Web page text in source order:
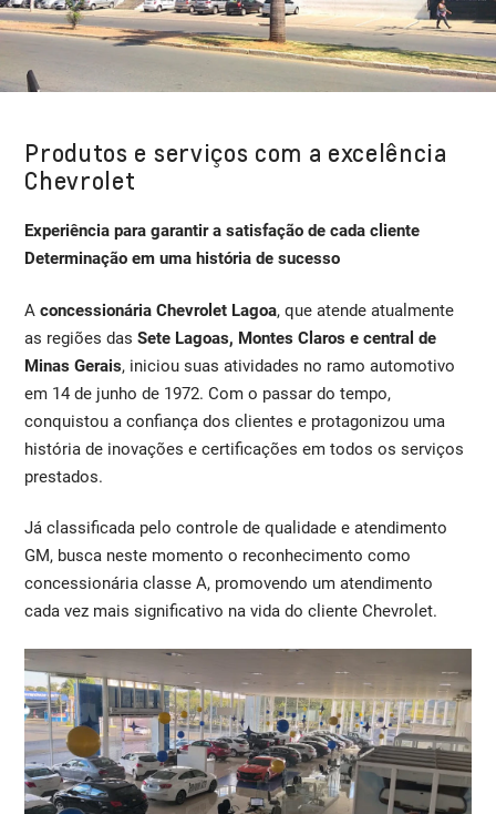
Produtos e serviços com a excelência
Chevrolet
Experiência para garantir a satisfação de cada cliente ​
Determinação em uma história de sucesso
Aconcessionária Chevrolet Lagoa, que atende atualmente
as regiões das Sete Lagoas, Montes Claros e central de
Minas Gerais, iniciou suas atividades no ramo automotivo
em 14 de junho de 1972. Com o passar do tempo,
conquistou a confiança dos clientes e protagonizou uma
história de inovações e certificações em todos os serviços
prestados.
Já classificada pelo controle de qualidade e atendimento
GM, busca neste momento o reconhecimento como
concessionária classe A, promovendo um atendimento
cada vez mais significativo na vida do cliente Chevrolet.